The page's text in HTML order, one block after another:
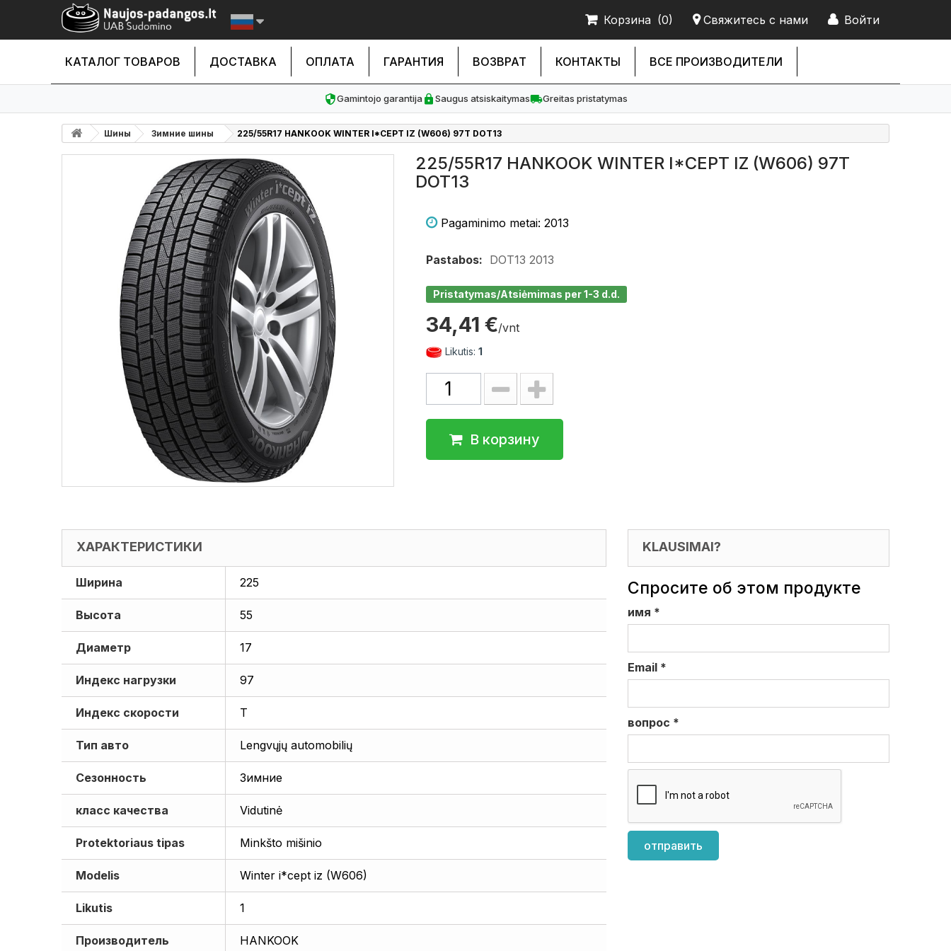
Войти
Свяжитесь с нами
Корзина (0)
КАТАЛОГ ТОВАРОВ ДОСТАВКА ОПЛАТА ГАРАНТИЯ ВОЗВРАТ КОНТАКТЫ ВСЕ ПРОИЗВОДИТЕЛИ
Gamintojo garantija Saugus atsiskaitymas Greitas pristatymas
Шины Зимние шины 225/55R17 HANKOOK WINTER I*CEPT IZ (W606) 97T DOT13
225/55R17 HANKOOK WINTER I*CEPT IZ (W606) 97T
DOT13
Pagaminimo metai: 2013
Pastabos: DOT13 2013
Pristatymas/Atsiėmimas per 1-3 d.d.
34,41 €/vnt
Likutis: 1
В корзину
ХАРАКТЕРИСТИКИ
Ширина 225
Высота 55
Диаметр 17
Индекс нагрузки 97
Индекс скорости T
Тип авто Lengvųjų automobilių
Сезонность Зимние
класс качества Vidutinė
Protektoriaus tipas Minkšto mišinio
Modelis Winter i*cept iz (W606)
Likutis 1
Производитель HANKOOK
KLAUSIMAI?
Спросите об этом продукте
имя *
Email *
вопрос *